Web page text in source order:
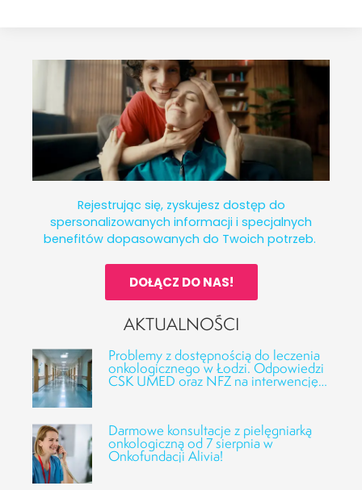
Rejestrując się, zyskujesz dostęp do
spersonalizowanych informacji i specjalnych
benefitów dopasowanych do Twoich potrzeb.
DOŁĄCZ DO NAS!
AKTUALNOŚCI
Problemy z dostępnością do leczenia
onkologicznego w Łodzi. Odpowiedzi
CSK UMED oraz NFZ na interwencję
Darmowe konsultacje z pielęgniarką
onkologiczną od 7 sierpnia w
Onkofundacji Alivia!